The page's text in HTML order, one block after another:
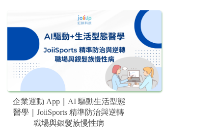
企業運動 App｜AI 驅動生活型態
醫學｜JoiiSports 精準防治與逆轉
職場與銀髮族慢性病